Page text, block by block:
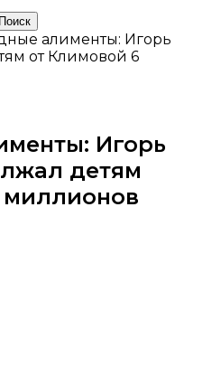
алименты: Игорь
от Климовой 6
Игорь
детям